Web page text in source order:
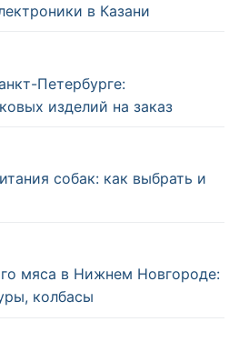
в Казани
Петербурге:
изделий на заказ
собак: как выбрать и
мяса в Нижнем Новгороде:
колбасы